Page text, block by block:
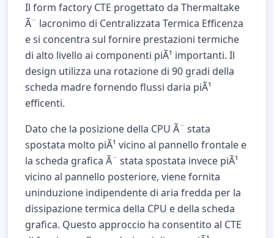
Il form factory CTE progettato da Thermaltake
Ã¨ lacronimo di Centralizzata Termica Efficenza
e si concentra sul fornire prestazioni termiche
di alto livello ai componenti piÃ¹ importanti. Il
design utilizza una rotazione di 90 gradi della
scheda madre fornendo flussi daria piÃ¹
efficenti.
Dato che la posizione della CPU Ã¨ stata
spostata molto piÃ¹ vicino al pannello frontale e
la scheda grafica Ã¨ stata spostata invece piÃ¹
vicino al pannello posteriore, viene fornita
uninduzione indipendente di aria fredda per la
dissipazione termica della CPU e della scheda
grafica. Questo approccio ha consentito al CTE